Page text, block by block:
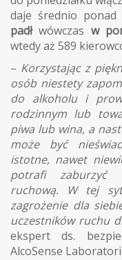
daje średnio ponad
padłwówczas w
wtedy aż 589
– Korzystając z
osób niestety
do alkoholu i
rodzinnym lub
piwa lub wina, a
może być
istotne, nawet
potrafi zaburzyć
ruchową. W tej
zagrożenie dla
uczestników ruchu
ekspert ds.
AlcoSense